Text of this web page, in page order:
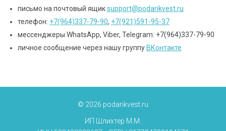
письмо на почтовый ящикsupport@podarikvest.ru
телефон: +7(964)337-79-90, +7(921)591-95-37
мессенджеры WhatsApp, Viber, Telegram: +7(964)337-79-90
личное сообщение через нашу группуВКонтакте
© 2026 podarikvest.ru
ИП Шлихтер М.М.